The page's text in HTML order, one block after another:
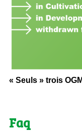
« Seuls » trois
Faq